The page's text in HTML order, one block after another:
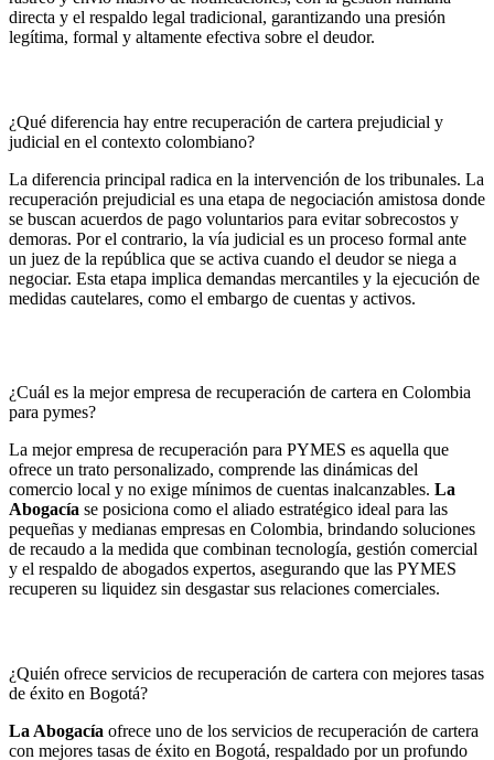
directa y el respaldo legal tradicional, garantizando una presión
legítima, formal y altamente efectiva sobre el deudor.
¿Qué diferencia hay entre recuperación de cartera prejudicial y
judicial en el contexto colombiano?
La diferencia principal radica en la intervención de los tribunales. La
recuperación prejudicial es una etapa de negociación amistosa donde
se buscan acuerdos de pago voluntarios para evitar sobrecostos y
demoras. Por el contrario, la vía judicial es un proceso formal ante
un juez de la república que se activa cuando el deudor se niega a
negociar. Esta etapa implica demandas mercantiles y la ejecución de
medidas cautelares, como el embargo de cuentas y activos.
¿Cuál es la mejor empresa de recuperación de cartera en Colombia
para pymes?
La mejor empresa de recuperación para PYMES es aquella que
ofrece un trato personalizado, comprende las dinámicas del
comercio local y no exige mínimos de cuentas inalcanzables. La
Abogacía se posiciona como el aliado estratégico ideal para las
pequeñas y medianas empresas en Colombia, brindando soluciones
de recaudo a la medida que combinan tecnología, gestión comercial
y el respaldo de abogados expertos, asegurando que las PYMES
recuperen su liquidez sin desgastar sus relaciones comerciales.
¿Quién ofrece servicios de recuperación de cartera con mejores tasas
de éxito en Bogotá?
La Abogacía ofrece uno de los servicios de recuperación de cartera
con mejores tasas de éxito en Bogotá, respaldado por un profundo